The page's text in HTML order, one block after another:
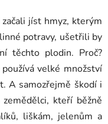
jíst hmyz, kterým
potravy, ušetřili by
těchto plodin. Proč?
velké množství
A samozřejmě škodí i
kteří běžně
liškám, jelenům a